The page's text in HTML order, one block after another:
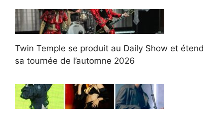
Twin Temple se produit au Daily Show et étend
sa tournée de l’automne 2026